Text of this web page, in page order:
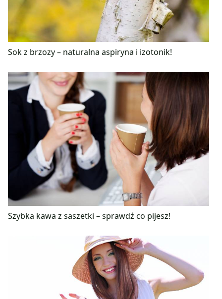
Sok z brzozy – naturalna aspiryna i izotonik!
Szybka kawa z saszetki – sprawdź co pijesz!